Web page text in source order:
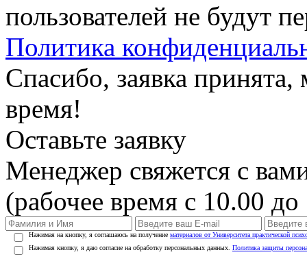
пользователей не будут
Политика
Спасибо, заявка
время!
Оставьте заявку
Менеджер свяжется с
(рабочее время с 10.00
Нажимая на кнопку, я соглашаюсь на получение материалов от Университета практической
Нажимая кнопку, я даю согласие на обработку персональных данных. Политика защиты